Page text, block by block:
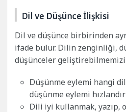
Dil ve Düşünce İlişkisi
Dil ve düşünce birbirinden
ifade bulur. Dilin zenginliği,
düşünceler geliştirebilmemizi
Düşünme eylemi hangi
düşünme eylemi
Dili iyi kullanmak, yazıp,